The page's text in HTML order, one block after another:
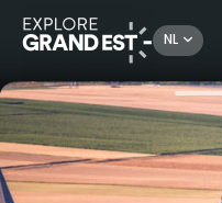
NL
Kijk je ogen uit in de Grand Est